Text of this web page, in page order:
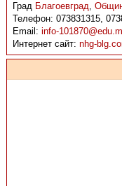
Град Благоевград,
Телефон:073831315,
Email:info-
Интернет сайт:nhg-